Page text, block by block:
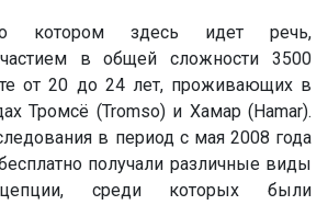
о котором здесь идет речь,
в общей сложности 3500
от 20 до 24 лет, проживающих в
Тромсё (Tromso) и Хамар (Hamar).
в период с мая 2008 года
получали различные виды
среди которых были